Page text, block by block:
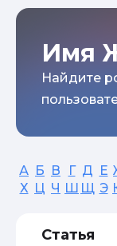
Имя
Найдите
А Б В Г Д Е
Х Ц Ч Ш Щ Э
Статья